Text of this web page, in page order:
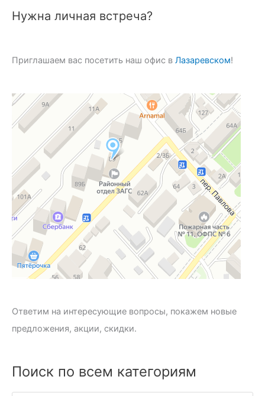
Нужна личная встреча?
Приглашаем вас посетить наш офис в Лазаревском!
Ответим на интересующие вопросы, покажем новые
предложения, акции, скидки.
Поиск по всем категориям